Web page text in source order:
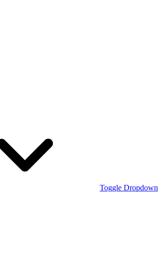
Toggle Dropdown